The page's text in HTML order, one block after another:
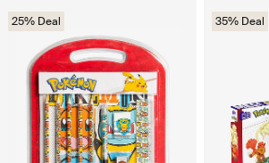
25% Deal 35% Deal